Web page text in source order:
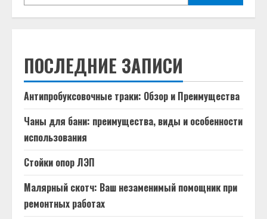
ПОСЛЕДНИЕ ЗАПИСИ
Антипробуксовочные траки: Обзор и Преимущества
Чаны для бани: преимущества, виды и особенности
использования
Стойки опор ЛЭП
Малярный скотч: Ваш незаменимый помощник при
ремонтных работах